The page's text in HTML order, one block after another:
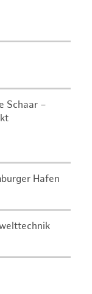
Schaar –
Hafen